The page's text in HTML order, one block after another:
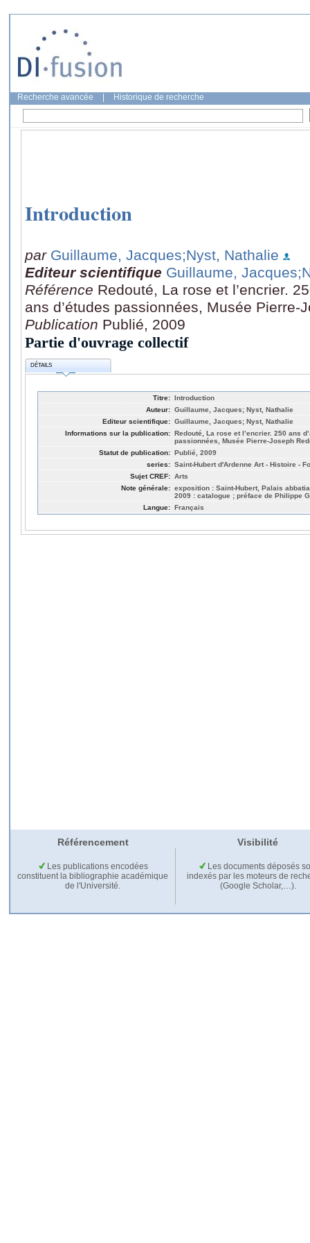
Recherche avancée Historique de recherche
Introduction
par Guillaume, Jacques;Nyst, Nathalie
Editeur scientifique Guillaume, Jacques
Référence Redouté, La rose et l’encrier.
ans d’études passionnées, Musée Pierre-
Publication Publié, 2009
Partie d'ouvrage collectif
DÉTAILS
Titre: Introduction
Auteur: Guillaume, Jacques; Nyst, Nathalie
Editeur scientifique: Guillaume, Jacques; Nyst, Nathalie
Informations sur la publication: Redouté, La rose et l’encrier. 250 ans
passionnées, Musée Pierre-Joseph
Statut de publication: Publié, 2009
series: Saint-Hubert d'Ardenne Art - Histoire -
Sujet CREF: Arts
Note générale: exposition : Saint-Hubert, Palais
2009 : catalogue ; préface de Philippe
Langue: Français
Référencement Visibilité
Les publications encodées
constituent la bibliographie académique
de l'Université.
Les documents déposés
indexés par les moteurs de
(Google Scholar,…).